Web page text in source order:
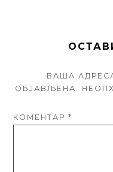
ВАША
ОБЈАВЉЕНА.
КОМЕНТАР*